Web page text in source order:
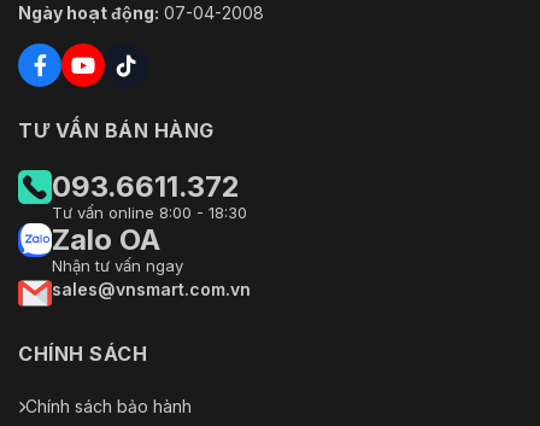
Ngày hoạt động: 07-04-2008
TƯ VẤN BÁN HÀNG
093.6611.372
Tư vấn online 8:00 - 18:30
Zalo OA
Nhận tư vấn ngay
sales@vnsmart.com.vn
CHÍNH SÁCH
Chính sách bảo hành